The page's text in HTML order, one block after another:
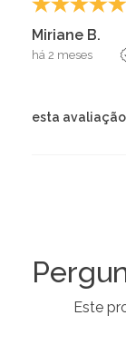
Miriane B.
há 2 meses
esta
Este